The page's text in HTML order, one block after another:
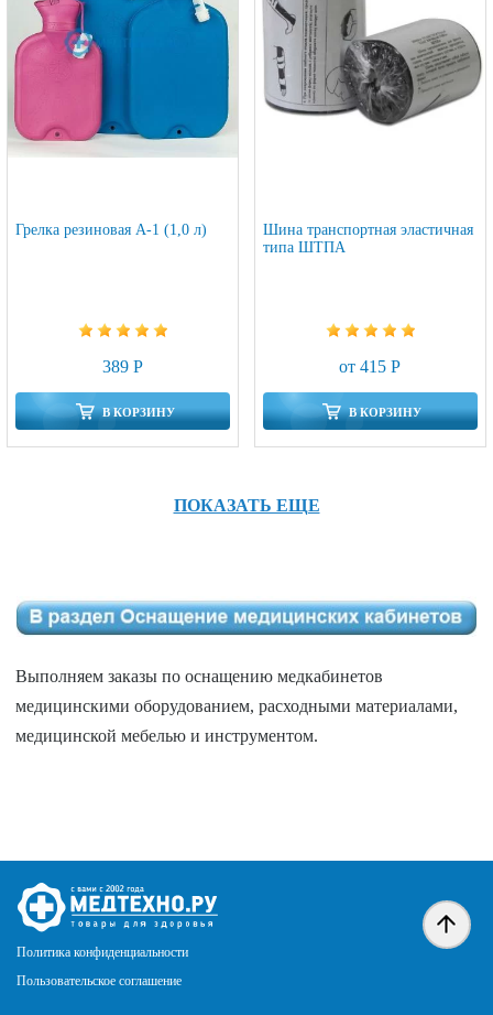
Грелка резиновая А-1 (1,0 л)
389 Р
В КОРЗИНУ
Шина транспортная эластичная
типа ШТПА
от 415 Р
В КОРЗИНУ
ПОКАЗАТЬ ЕЩЕ
Выполняем заказы по оснащению медкабинетов
медицинскими оборудованием, расходными материалами,
медицинской мебелью и инструментом.
Политика конфиденциальности
Пользовательское соглашение